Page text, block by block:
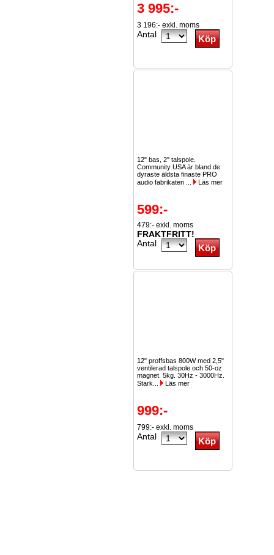
3 995:-
3 196:- exkl. moms
Antal
12" bas, 2" talspole.
Community USA är bland de
dyraste äldsta finaste PRO
audio fabrikaten ...
Läs mer
599:-
479:- exkl. moms
FRAKTFRITT!
Antal
12" proffsbas 800W med 2,5"
ventilerad talspole och 50-oz
magnet. 5kg. 30Hz - 3000Hz.
Stark...
Läs mer
999:-
799:- exkl. moms
Antal